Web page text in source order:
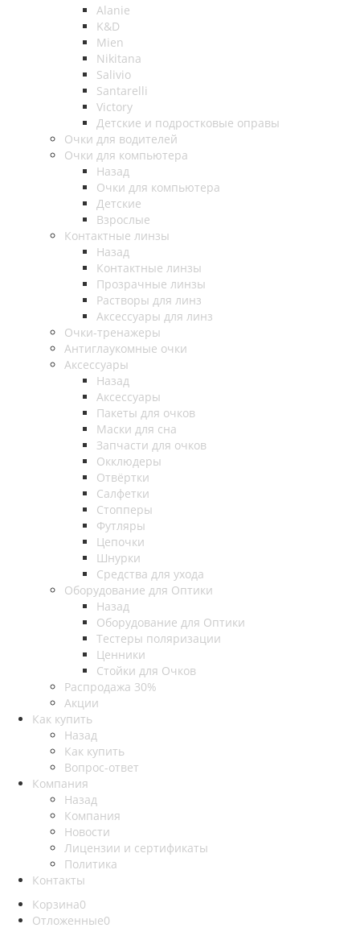
Alanie
K&D
Mien
Nikitana
Salivio
Santarelli
Victory
Детские и подростковые оправы
Очки для водителей
Очки для компьютера
Назад
Очки для компьютера
Детские
Взрослые
Контактные линзы
Назад
Контактные линзы
Прозрачные линзы
Растворы для линз
Аксессуары для линз
Очки-тренажеры
Антиглаукомные очки
Аксессуары
Назад
Аксессуары
Пакеты для очков
Маски для сна
Запчасти для очков
Окклюдеры
Отвёртки
Салфетки
Стопперы
Футляры
Цепочки
Шнурки
Средства для ухода
Оборудование для Оптики
Назад
Оборудование для Оптики
Тестеры поляризации
Ценники
Стойки для Очков
Распродажа 30%
Акции
Как купить
Назад
Как купить
Вопрос-ответ
Компания
Назад
Компания
Новости
Лицензии и сертификаты
Политика
Контакты
Корзина0
Отложенные0